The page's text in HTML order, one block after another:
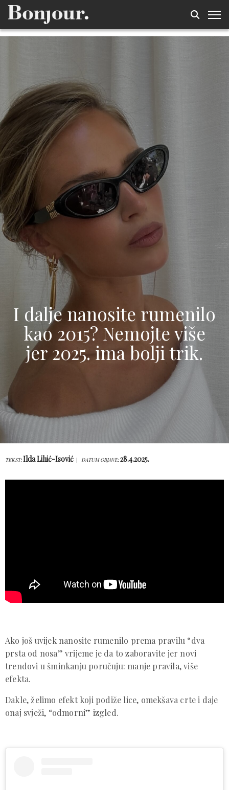
I dalje nanosite rumenilo
kao 2015? Nemojte više
jer 2025. ima bolji trik.
TEKST:Ilda Lihić-Isović DATUM OBJAVE:28.4.2025.
Ako još uvijek nanosite rumenilo prema pravilu “dva
prsta od nosa” vrijeme je da to zaboravite jer novi
trendovi u šminkanju poručuju: manje pravila, više
efekta.
Dakle, želimo efekt koji podiže lice, omekšava crte i daje
onaj svježi, “odmorni” izgled.